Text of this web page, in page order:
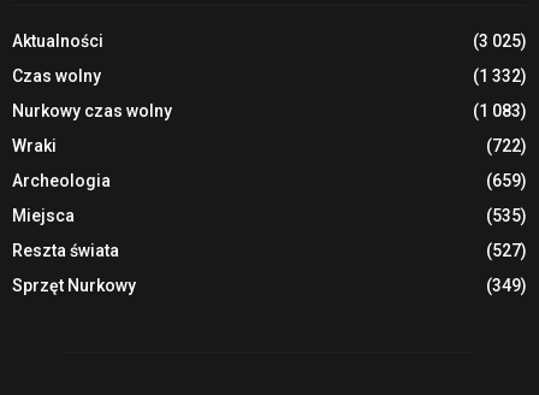
Aktualności
(3 025)
Czas wolny
(1 332)
Nurkowy czas wolny
(1 083)
Wraki
(722)
Archeologia
(659)
Miejsca
(535)
Reszta świata
(527)
Sprzęt Nurkowy
(349)